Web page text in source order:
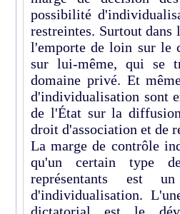
possibilité
restreintes. Surtout
l'emporte de loin sur le
sur lui-même, qui se
domaine privé. Et
d'individualisation sont
de l'État sur la
droit d'association et de
La marge de contrôle
qu'un certain type
représentants est
d'individualisation.
dictatorial est le